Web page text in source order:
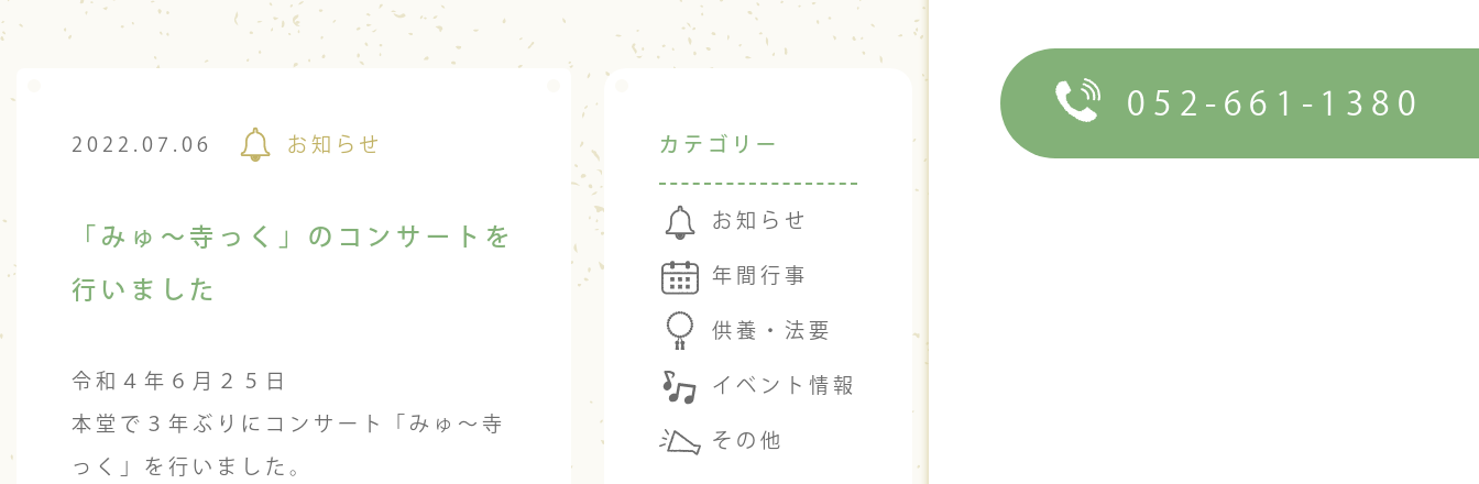
2022.07.06 お知らせ
「みゅ～寺っく」のコンサートを
行いました
令和４年６月２５日
本堂で３年ぶりにコンサート「みゅ～寺
っく」を行いました。
カテゴリー
お知らせ
年間行事
供養・法要
イベント情報
その他
052-661-1380